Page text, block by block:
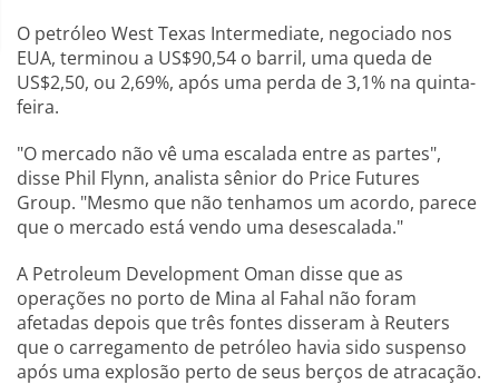
O petróleo West Texas Intermediate, negociado nos
EUA, terminou a US$90,54 o barril, uma queda de
US$2,50, ou 2,69%, após uma perda de 3,1% na quinta-
feira.
"O mercado não vê uma escalada entre as partes",
disse Phil Flynn, analista sênior do Price Futures
Group. "Mesmo que não tenhamos um acordo, parece
que o mercado está vendo uma desescalada."
A Petroleum Development Oman disse que as
operações no porto de Mina al Fahal não foram
afetadas depois que três fontes disseram à Reuters
que o carregamento de petróleo havia sido suspenso
após uma explosão perto de seus berços de atracação.